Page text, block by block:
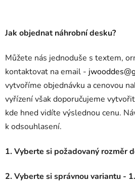
Jak objednat náhrobní desku?
Můžete nás jednoduše s textem,
kontaktovat na email -
vytvoříme objednávku a cenovou
vyřízení však doporučujeme
kde hned vidíte výslednou cenu.
k odsouhlasení.
1. Vyberte si požadovaný rozměr
2. Vyberte si správnou variantu -